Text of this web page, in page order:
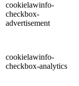
cookielawinfo-
checkbox-
advertisement
cookielawinfo-
checkbox-analytics